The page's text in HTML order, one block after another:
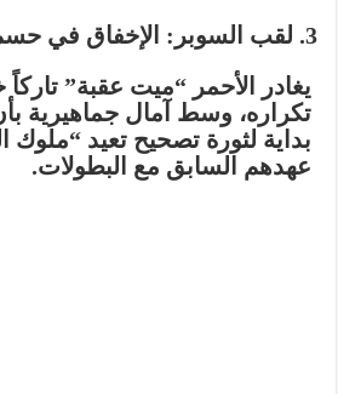
لقب السوبر: الإخفاق في
يغادر الأحمر “ميت عقبة”
تكراره، وسط آمال جماهيرية
بداية لثورة تصحيح تعيد “ملوك
عهدهم السابق مع البطولات.